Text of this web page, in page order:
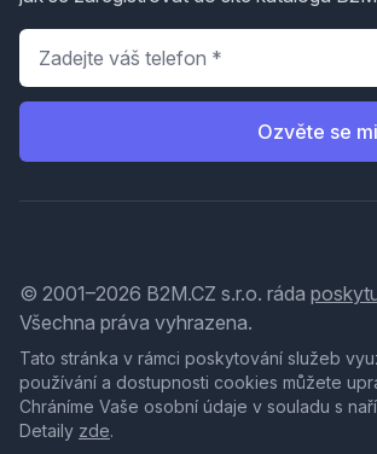
Telefon
Ozvěte se mi
© 2001–2026 B2M.CZ s.r.o. ráda
Všechna práva vyhrazena.
Tato stránka v rámci poskytování služeb
používání a dostupnosti cookies můžete
Chráníme Vaše osobní údaje v souladu s
Detaily zde.